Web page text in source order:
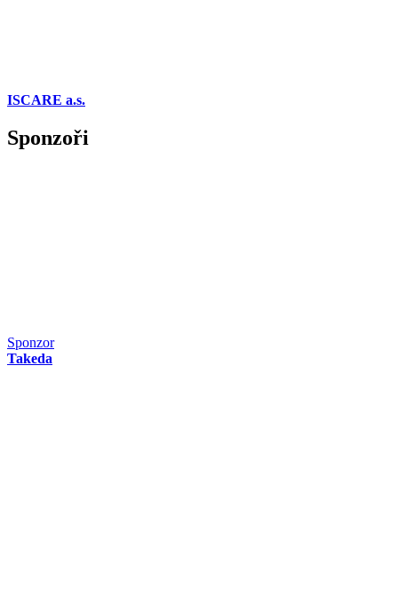
ISCARE a.s.
Sponzoři
Sponzor
Takeda